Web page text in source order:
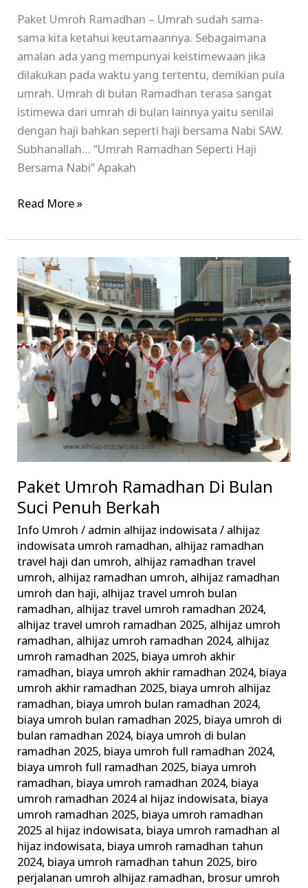
Paket Umroh Ramadhan – Umrah sudah sama-
sama kita ketahui keutamaannya. Sebagaimana
amalan ada yang mempunyai keistimewaan jika
dilakukan pada waktu yang tertentu, demikian pula
umrah. Umrah di bulan Ramadhan terasa sangat
istimewa dari umrah di bulan lainnya yaitu senilai
dengan haji bahkan seperti haji bersama Nabi SAW.
Subhanallah… “Umrah Ramadhan Seperti Haji
Bersama Nabi” Apakah
Read More »
Paket Umroh Ramadhan Di Bulan
Suci Penuh Berkah
Info Umroh / admin alhijaz indowisata/ alhijaz
indowisata umroh ramadhan, alhijaz ramadhan
travel haji dan umroh, alhijaz ramadhan travel
umroh, alhijaz ramadhan umroh, alhijaz ramadhan
umroh dan haji, alhijaz travel umroh bulan
ramadhan, alhijaz travel umroh ramadhan 2024,
alhijaz travel umroh ramadhan 2025, alhijaz umroh
ramadhan, alhijaz umroh ramadhan 2024, alhijaz
umroh ramadhan 2025, biaya umroh akhir
ramadhan, biaya umroh akhir ramadhan 2024, biaya
umroh akhir ramadhan 2025, biaya umroh alhijaz
ramadhan, biaya umroh bulan ramadhan 2024,
biaya umroh bulan ramadhan 2025, biaya umroh di
bulan ramadhan 2024, biaya umroh di bulan
ramadhan 2025, biaya umroh full ramadhan 2024,
biaya umroh full ramadhan 2025, biaya umroh
ramadhan, biaya umroh ramadhan 2024, biaya
umroh ramadhan 2024 al hijaz indowisata, biaya
umroh ramadhan 2025, biaya umroh ramadhan
2025 al hijaz indowisata, biaya umroh ramadhan al
hijaz indowisata, biaya umroh ramadhan tahun
2024, biaya umroh ramadhan tahun 2025, biro
perjalanan umroh alhijaz ramadhan, brosur umroh
Paket
Umroh
Ramadhan
Di
Bulan
Suci
Penuh
Berkah